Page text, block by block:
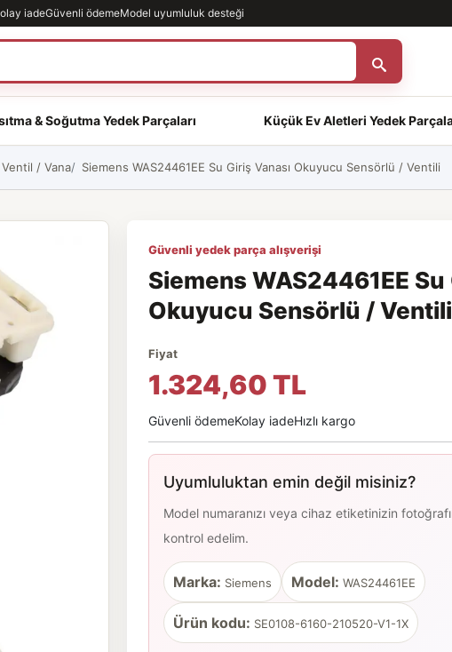
iadeGüvenli ödemeModel uyumluluk desteği
& Soğutma Yedek Parçaları Küçük Ev Aletleri Yedek
/ Vana Siemens WAS24461EE Su Giriş Vanası Okuyucu Sensörlü / Ventili
Güvenli yedek parça alışverişi
Siemens WAS24461EE Su
Okuyucu Sensörlü / Ventili
Fiyat
1.324,60 TL
Güvenli ödemeKolay iadeHızlı kargo
Uyumluluktan emin değil misiniz?
Model numaranızı veya cihaz etiketinizin
kontrol edelim.
Marka: Siemens Model: WAS24461EE
Ürün kodu: SE0108-6160-210520-V1-1X